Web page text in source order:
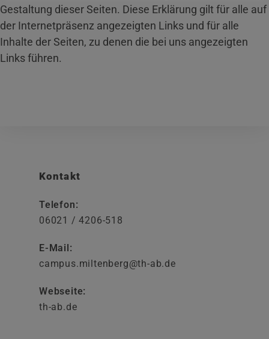
Gestaltung dieser Seiten. Diese Erklärung gilt für alle auf
der Internetpräsenz angezeigten Links und für alle
Inhalte der Seiten, zu denen die bei uns angezeigten
Links führen.
Kontakt
Telefon:
06021 / 4206-518
E-Mail:
campus.miltenberg@th-ab.de
Webseite:
th-ab.de